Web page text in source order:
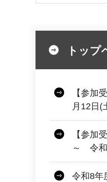
トップ
【参加
月12日(
【参加
～ 令和
令和8年